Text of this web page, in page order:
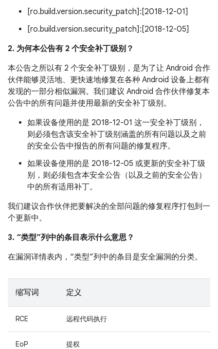
[ro.build.version.security_patch]:[2018-12-01]
[ro.build.version.security_patch]:[2018-12-05]
2. 为何本公告有 2 个安全补丁级别？
本公告之所以有 2 个安全补丁级别，是为了让 Android 合作
伙伴能够灵活地、更快速地修复在各种 Android 设备上都有
发现的一部分相似漏洞。我们建议 Android 合作伙伴修复本
公告中的所有问题并使用最新的安全补丁级别。
如果设备使用的是 2018-12-01 这一安全补丁级别，
则必须包含该安全补丁级别涵盖的所有问题以及之前
的安全公告中报告的所有问题的修复程序。
如果设备使用的是 2018-12-05 或更新的安全补丁级
别，则必须包含本安全公告（以及之前的安全公告）
中的所有适用补丁。
我们建议合作伙伴把要解决的全部问题的修复程序打包到一
个更新中。
3. “类型”列中的条目表示什么意思？
在漏洞详情表内，“类型”列中的条目是安全漏洞的分类。
缩写词 定义
RCE 远程代码执行
EoP 提权